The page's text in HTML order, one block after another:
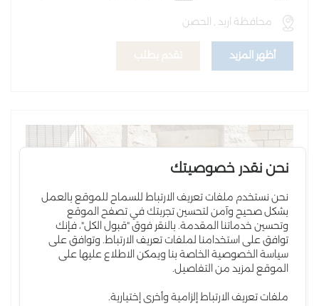
محافظة اربد , الحصن
أظهر المزيد
نحن نقدر خصوصيتك
نحن نستخدم ملفات تعريف الارتباط للسماح للموقع بالعمل
بشكل صحيح وآمن لتحسين تجربتك في تصفح الموقع
وتحسين خدماتنا المقدمة. بالنقر فوق "قبول الكل"، فإنك
توافق على استخدامنا لملفات تعريف الارتباط. وتوافق على
سياسة الخصوصية الخاصة بنا ويمكن الاطلاع عليها على
الموقع لمزيد من التفاصيل.
ملفات تعريف الارتباط إلزامية وأخرى إختيارية.